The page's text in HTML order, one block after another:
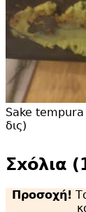
Sake
δις)
Σxόλια
Προσοχή!